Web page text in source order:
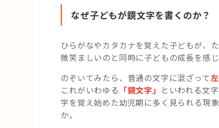
なぜ子どもが鏡文字を書くのか？
ひらがなやカタカナを覚えた子どもが、
微笑ましいのと同時に子どもの成長を感
のぞいてみたら、普通の文字に混ざって
これがいわゆる 「鏡文字」 といわれる文字
字を覚え始めた幼児期に多く見られる現
か。